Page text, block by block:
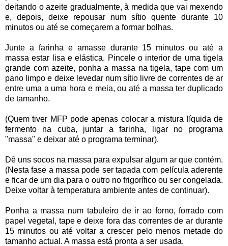
deitando o azeite gradualmente, à medida que vai mexendo
e, depois, deixe repousar num sítio quente durante 10
minutos ou até se começarem a formar bolhas.
Junte a farinha e amasse durante 15 minutos ou até a
massa estar lisa e elástica. Pincele o interior de uma tigela
grande com azeite, ponha a massa na tigela, tape com um
pano limpo e deixe levedar num sítio livre de correntes de ar
entre uma a uma hora e meia, ou até a massa ter duplicado
de tamanho.
(Quem tiver MFP pode apenas colocar a mistura líquida de
fermento na cuba, juntar a farinha, ligar no programa
"massa" e deixar até o programa terminar).
Dê uns socos na massa para expulsar algum ar que contém.
(Nesta fase a massa pode ser tapada com película aderente
e ficar de um dia para o outro no frigorífico ou ser congelada.
Deixe voltar à temperatura ambiente antes de continuar).
Ponha a massa num tabuleiro de ir ao forno, forrado com
papel vegetal, tape e deixe fora das correntes de ar durante
15 minutos ou até voltar a crescer pelo menos metade do
tamanho actual. A massa está pronta a ser usada.